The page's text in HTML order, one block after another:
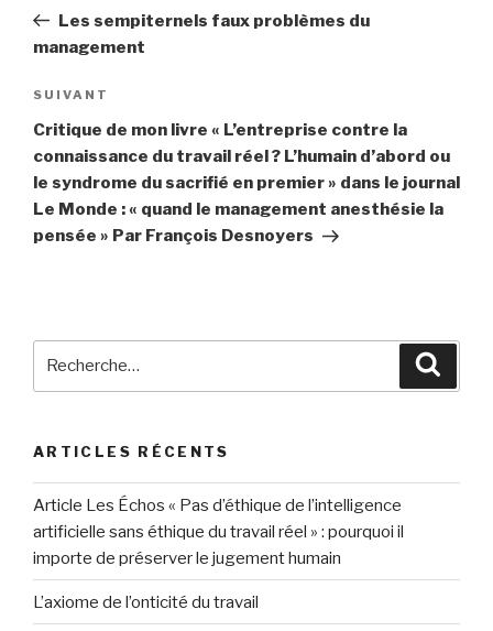
précédent
Les sempiternels faux problèmes du
management
Article
suivant
SUIVANT
Critique de mon livre « L’entreprise contre la
connaissance du travail réel ? L’humain d’abord ou
le syndrome du sacrifié en premier » dans le journal
Le Monde : « quand le management anesthésie la
pensée » Par François Desnoyers
ARTICLES RÉCENTS
Article Les Échos « Pas d’éthique de l’intelligence
artificielle sans éthique du travail réel » : pourquoi il
importe de préserver le jugement humain
L’axiome de l’onticité du travail